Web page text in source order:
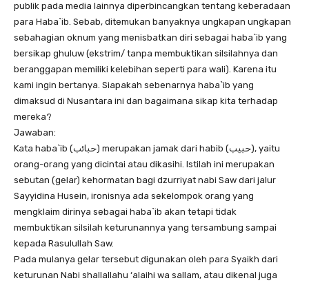
publik pada media lainnya diperbincangkan tentang keberadaan
para Haba`ib. Sebab, ditemukan banyaknya ungkapan ungkapan
sebahagian oknum yang menisbatkan diri sebagai haba`ib yang
bersikap ghuluw (ekstrim/ tanpa membuktikan silsilahnya dan
beranggapan memiliki kelebihan seperti para wali). Karena itu
kami ingin bertanya. Siapakah sebenarnya haba`ib yang
dimaksud di Nusantara ini dan bagaimana sikap kita terhadap
mereka?
Jawaban:
Kata haba`ib (حبائب) merupakan jamak dari habib (حبيب), yaitu
orang-orang yang dicintai atau dikasihi. Istilah ini merupakan
sebutan (gelar) kehormatan bagi dzurriyat nabi Saw dari jalur
Sayyidina Husein, ironisnya ada sekelompok orang yang
mengklaim dirinya sebagai haba`ib akan tetapi tidak
membuktikan silsilah keturunannya yang tersambung sampai
kepada Rasulullah Saw.
Pada mulanya gelar tersebut digunakan oleh para Syaikh dari
keturunan Nabi shallallahu ‘alaihi wa sallam, atau dikenal juga